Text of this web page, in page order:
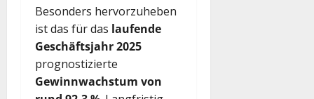
Besonders hervorzuheben
ist das für das laufende
Geschäftsjahr 2025
prognostizierte
Gewinnwachstum von